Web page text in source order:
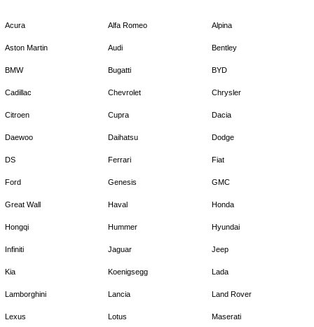
Acura Alfa Romeo Alpina
Aston Martin Audi Bentley
BMW Bugatti BYD
Cadillac Chevrolet Chrysler
Citroen Cupra Dacia
Daewoo Daihatsu Dodge
DS Ferrari Fiat
Ford Genesis GMC
Great Wall Haval Honda
Hongqi Hummer Hyundai
Infiniti Jaguar Jeep
Kia Koenigsegg Lada
Lamborghini Lancia Land Rover
Lexus Lotus Maserati